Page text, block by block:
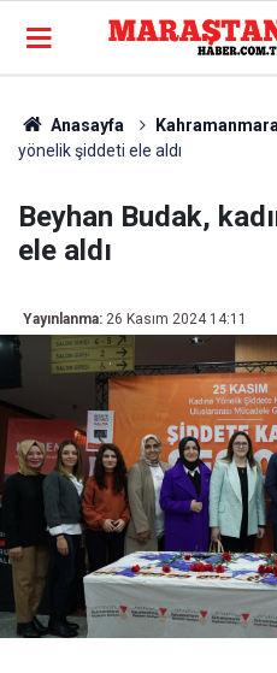
Anasayfa
yönelik şiddeti ele aldı
Beyhan Budak,
ele aldı
Yayınlanma: 26 Kasım 2024 14:11